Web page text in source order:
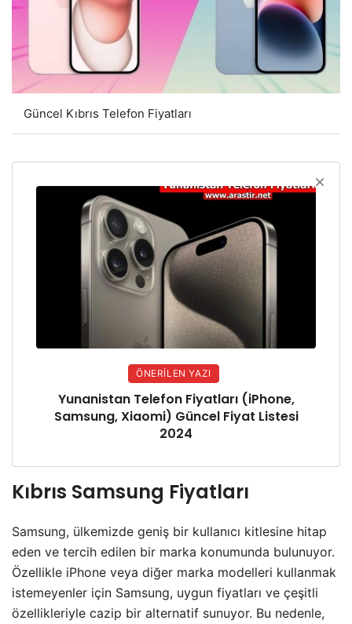
Güncel Kıbrıs Telefon Fiyatları
ÖNERILEN YAZI
Yunanistan Telefon Fiyatları (iPhone,
Samsung, Xiaomi) Güncel Fiyat Listesi
2024
Kıbrıs Samsung Fiyatları
Samsung, ülkemizde geniş bir kullanıcı kitlesine hitap
eden ve tercih edilen bir marka konumunda bulunuyor.
Özellikle iPhone veya diğer marka modelleri kullanmak
istemeyenler için Samsung, uygun fiyatları ve çeşitli
özellikleriyle cazip bir alternatif sunuyor. Bu nedenle,